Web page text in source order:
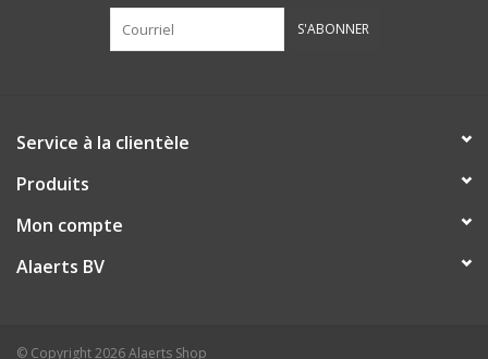
S'ABONNER
Service à la clientèle
Produits
Mon compte
Alaerts BV
© Copyright 2026 Alaerts Shop